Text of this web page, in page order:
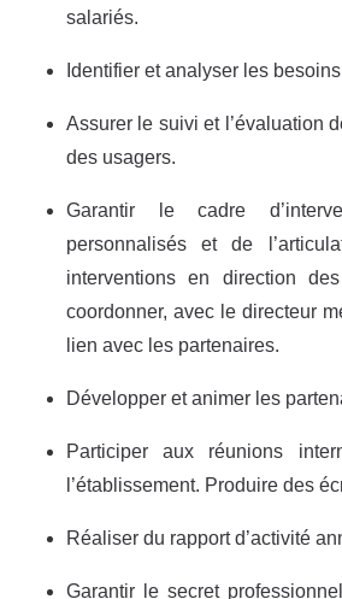
salariés.
Identifier et analyser les
Assurer le suivi et l’évaluation
des usagers.
Garantir le cadre
personnalisés et de
interventions en direction
coordonner, avec le directeur
lien avec les partenaires.
Développer et animer les
Participer aux réunions
l’établissement. Produire des
Réaliser du rapport d’activité
Garantir le secret